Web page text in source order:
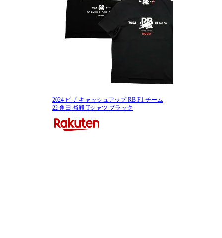
2024 ビザ キャッシュアップ RB F1 チーム
22 角田 裕毅 Tシャツ ブラック